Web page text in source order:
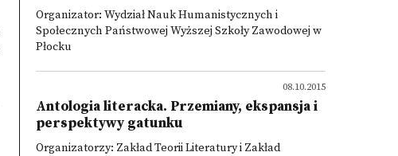
Organizator: Wydział Nauk Humanistycznych i
Społecznych Państwowej Wyższej Szkoły Zawodowej w
Płocku
08.10.2015
Antologia literacka. Przemiany, ekspansja i
perspektywy gatunku
Organizatorzy: Zakład Teorii Literatury i Zakład